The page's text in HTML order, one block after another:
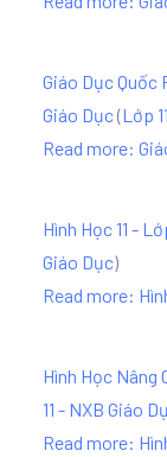
Giáo Dục Quốc
Giáo Dục(Lớp
Read more:
Hình Học 11 -
Giáo Dục)
Read more:
Hình Học Nâng
11 - NXB Giáo
Read more: